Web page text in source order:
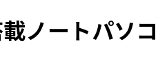
ノートパソ